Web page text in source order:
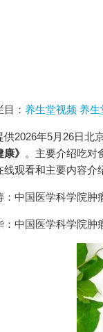
目： 养生堂视频 养生
供2026年5月26日北
》 。主要介绍吃对
观看和主要内容介
：中国医学科学院肿
：中国医学科学院肿